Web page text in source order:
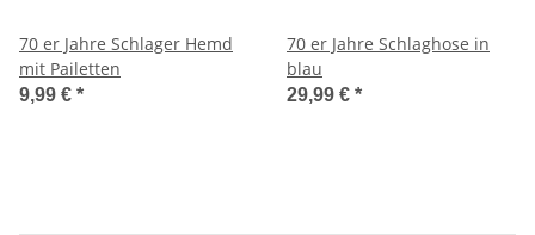
70 er Jahre Schlager Hemd
mit Pailetten
9,99 € *
70 er Jahre Schlaghose in
blau
29,99 € *